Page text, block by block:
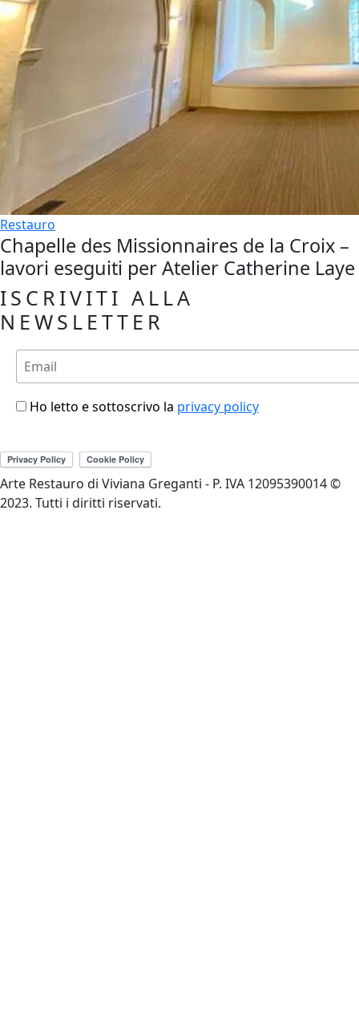
Restauro
Chapelle des Missionnaires de la Croix –
lavori eseguiti per Atelier Catherine Laye
ISCRIVITI ALLA
NEWSLETTER
Ho letto e sottoscrivo la privacy policy
Arte Restauro di Viviana Greganti - P. IVA 12095390014 ©
2023. Tutti i diritti riservati.